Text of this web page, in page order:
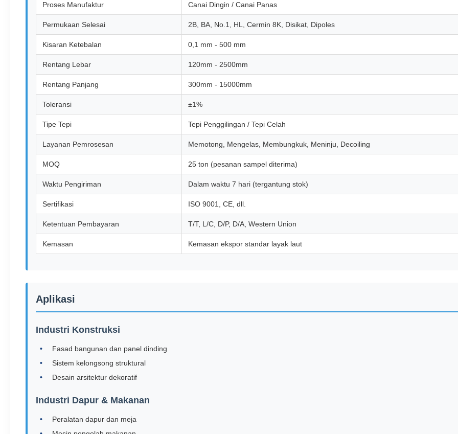
Proses Manufaktur Canai Dingin / Canai Panas
Permukaan Selesai 2B, BA, No.1, HL, Cermin 8K, Disikat, Dipoles
Kisaran Ketebalan 0,1 mm - 500 mm
Rentang Lebar 120mm - 2500mm
Rentang Panjang 300mm - 15000mm
Toleransi ±1%
Tipe Tepi Tepi Penggilingan / Tepi Celah
Layanan Pemrosesan Memotong, Mengelas, Membungkuk, Meninju, Decoiling
MOQ 25 ton (pesanan sampel diterima)
Waktu Pengiriman Dalam waktu 7 hari (tergantung stok)
Sertifikasi ISO 9001, CE, dll.
Ketentuan Pembayaran T/T, L/C, D/P, D/A, Western Union
Kemasan Kemasan ekspor standar layak laut
Aplikasi
Industri Konstruksi
Fasad bangunan dan panel dinding
Sistem kelongsong struktural
Desain arsitektur dekoratif
Industri Dapur & Makanan
Peralatan dapur dan meja